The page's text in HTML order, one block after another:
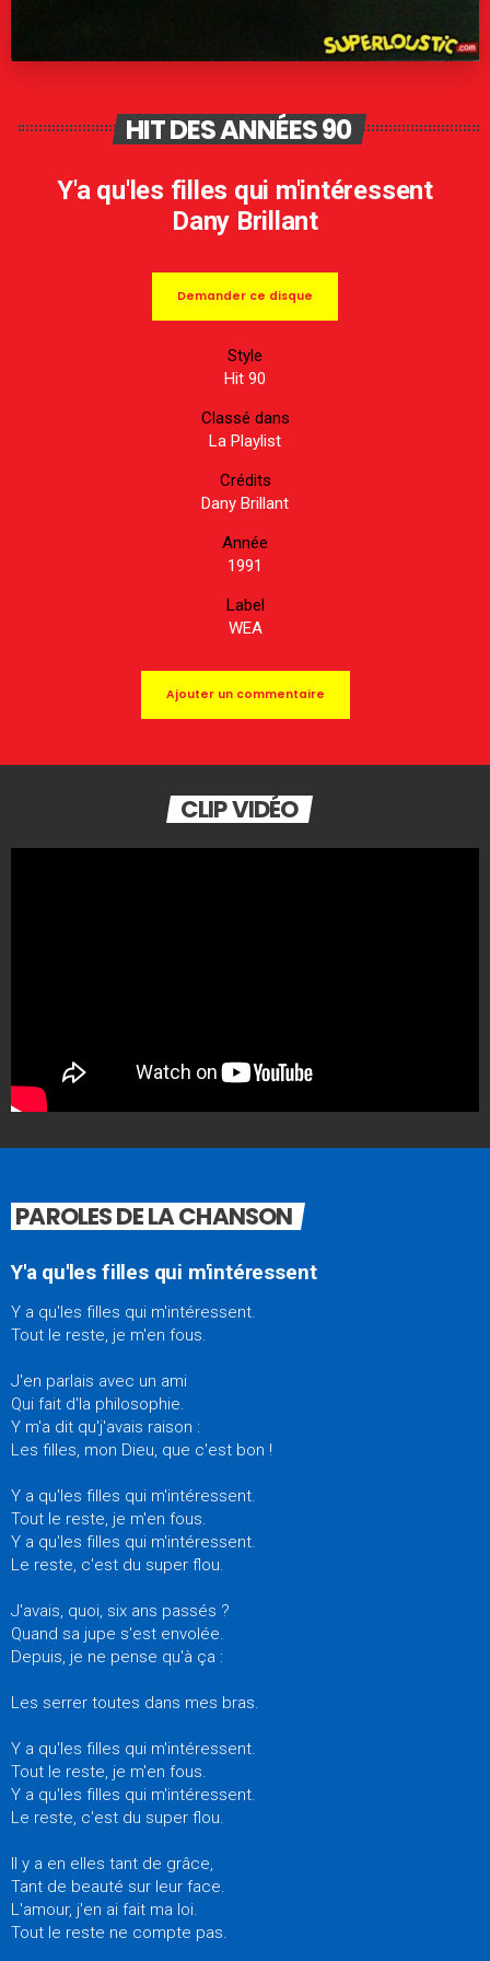
HIT DES ANNÉES 90
Y'a qu'les filles qui m'intéressent
Dany Brillant
Demander ce disque
Style
Hit 90
Classé dans
La Playlist
Crédits
Dany Brillant
Année
1991
Label
WEA
Ajouter un commentaire
CLIP VIDÉO
PAROLES DE LA CHANSON
Y'a qu'les filles qui m'intéressent
Y a qu'les filles qui m'intéressent.
Tout le reste, je m'en fous.
J'en parlais avec un ami
Qui fait d'la philosophie.
Y m'a dit qu'j'avais raison :
Les filles, mon Dieu, que c'est bon !
Y a qu'les filles qui m'intéressent.
Tout le reste, je m'en fous.
Y a qu'les filles qui m'intéressent.
Le reste, c'est du super flou.
J'avais, quoi, six ans passés ?
Quand sa jupe s'est envolée.
Depuis, je ne pense qu'à ça :
Les serrer toutes dans mes bras.
Y a qu'les filles qui m'intéressent.
Tout le reste, je m'en fous.
Y a qu'les filles qui m'intéressent.
Le reste, c'est du super flou.
Il y a en elles tant de grâce,
Tant de beauté sur leur face.
L'amour, j'en ai fait ma loi.
Tout le reste ne compte pas.